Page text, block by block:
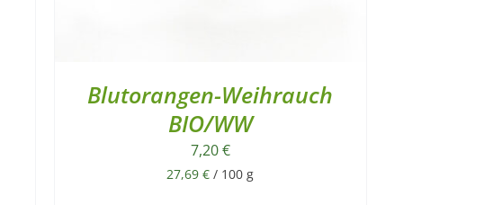
Blutorangen-Weihrauch
BIO/WW
7,20€
27,69€ / 100 g